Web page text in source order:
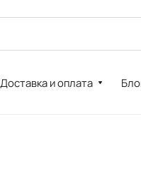
Доставка и оплата